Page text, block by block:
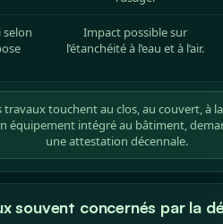
selon
Impact possible sur
l’étanchéité à l’eau et à l’air.
travaux touchent au clos, au couvert, à
équipement intégré au bâtiment,
une attestation décennale.
souvent concernés par la